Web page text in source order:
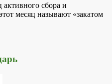
сбора и
месяц называют «закатом